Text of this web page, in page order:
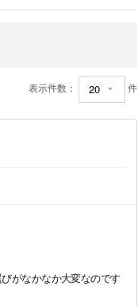
表示件数： 件
がなかなか大変なのです